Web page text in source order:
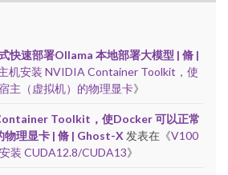
快速部署Ollama 本地部署大模型 | 脩 |
机安装 NVIDIA Container Toolkit，使
主（虚拟机）的物理显卡》
Toolkit，使Docker 可以正常
物理显卡 | 脩 | Ghost-X 发表在《V100
装 CUDA12.8/CUDA13》